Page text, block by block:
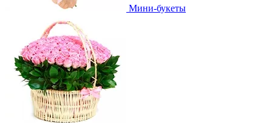
Мини-букеты